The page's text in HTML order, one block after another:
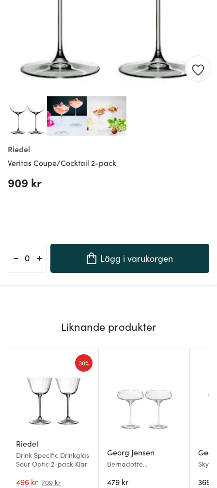
Riedel
Veritas Coupe/Cocktail 2-pack
909 kr
- + Lägg i varukorgen
Liknande produkter
Riedel
Drink Specific Drinkglas
Sour Optic 2-pack Klar
496 kr 709 kr
30%
Georg Jensen
Bernadotte
pack
479 kr
Sky
369